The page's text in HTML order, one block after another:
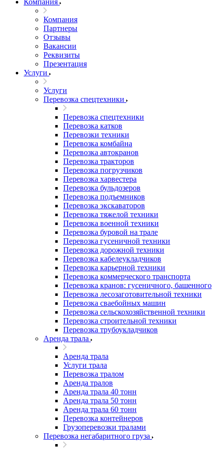
Компания
Компания
Партнеры
Отзывы
Вакансии
Реквизиты
Презентация
Услуги
Услуги
Перевозка спецтехники
Перевозка спецтехники
Перевозка катков
Перевозки техники
Перевозка комбайна
Перевозка автокранов
Перевозка тракторов
Перевозка погрузчиков
Перевозка харвестера
Перевозка бульдозеров
Перевозка подъемников
Перевозка экскаваторов
Перевозка тяжелой техники
Перевозка военной техники
Перевозка буровой на трале
Перевозка гусеничной техники
Перевозка дорожной техники
Перевозка кабелеукладчиков
Перевозка карьерной техники
Перевозка коммерческого транспорта
Перевозка кранов: гусеничного, башенного
Перевозка лесозаготовительной техники
Перевозка сваебойных машин
Перевозка сельскохозяйственной техники
Перевозка строительной техники
Перевозка трубоукладчиков
Аренда трала
Аренда трала
Услуги трала
Перевозка тралом
Аренда тралов
Аренда трала 40 тонн
Аренда трала 50 тонн
Аренда трала 60 тонн
Перевозка контейнеров
Грузоперевозки тралами
Перевозка негабаритного груза